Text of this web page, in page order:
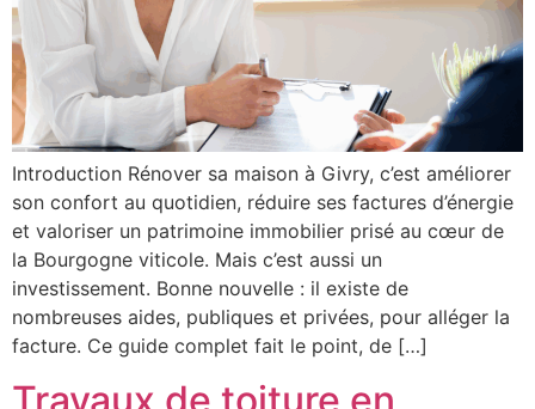
Introduction Rénover sa maison à Givry, c’est améliorer
son confort au quotidien, réduire ses factures d’énergie
et valoriser un patrimoine immobilier prisé au cœur de
la Bourgogne viticole. Mais c’est aussi un
investissement. Bonne nouvelle : il existe de
nombreuses aides, publiques et privées, pour alléger la
facture. Ce guide complet fait le point, de […]
Travaux de toiture en